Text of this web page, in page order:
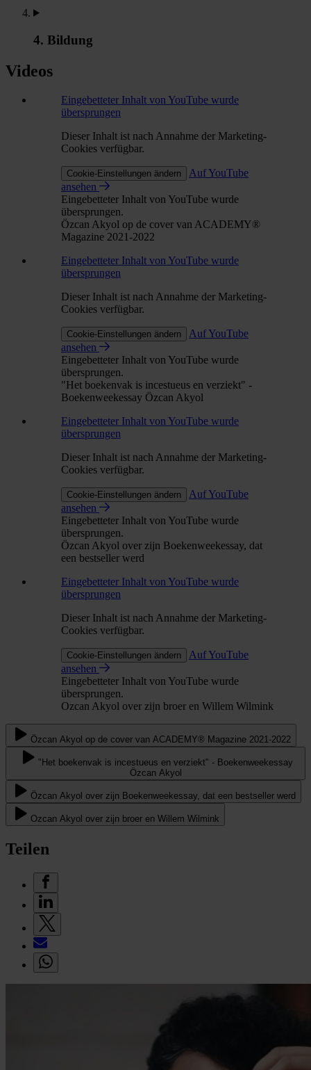
4. Bildung
Videos
Eingebetteter Inhalt von YouTube wurde
übersprungen
Dieser Inhalt ist nach Annahme der Marketing-
Cookies verfügbar.
Cookie-Einstellungen ändern
Auf YouTube
ansehen
Eingebetteter Inhalt von YouTube wurde
übersprungen.
Özcan Akyol op de cover van ACADEMY®
Magazine 2021-2022
Eingebetteter Inhalt von YouTube wurde
übersprungen
Dieser Inhalt ist nach Annahme der Marketing-
Cookies verfügbar.
Cookie-Einstellungen ändern
Auf YouTube
ansehen
Eingebetteter Inhalt von YouTube wurde
übersprungen.
"Het boekenvak is incestueus en verziekt" -
Boekenweekessay Özcan Akyol
Eingebetteter Inhalt von YouTube wurde
übersprungen
Dieser Inhalt ist nach Annahme der Marketing-
Cookies verfügbar.
Cookie-Einstellungen ändern
Auf YouTube
ansehen
Eingebetteter Inhalt von YouTube wurde
übersprungen.
Özcan Akyol over zijn Boekenweekessay, dat
een bestseller werd
Eingebetteter Inhalt von YouTube wurde
übersprungen
Dieser Inhalt ist nach Annahme der Marketing-
Cookies verfügbar.
Cookie-Einstellungen ändern
Auf YouTube
ansehen
Eingebetteter Inhalt von YouTube wurde
übersprungen.
Ozcan Akyol over zijn broer en Willem Wilmink
Özcan Akyol op de cover van ACADEMY® Magazine 2021-2022
"Het boekenvak is incestueus en verziekt" - Boekenweekessay
Özcan Akyol
Özcan Akyol over zijn Boekenweekessay, dat een bestseller werd
Ozcan Akyol over zijn broer en Willem Wilmink
Teilen